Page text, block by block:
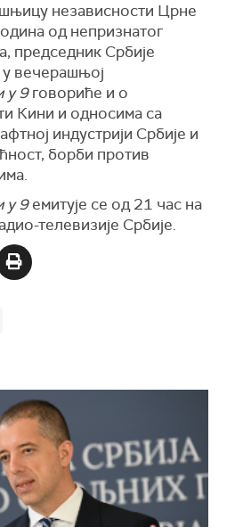
независности Црне
од непризнатог
председник Србије
вечерашњој
у 9говориће и о
Кини и односима са
индустрији Србије и
борби против
у 9емитује се од 21 час на
телевизије Србије.